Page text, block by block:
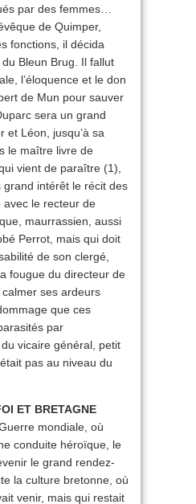
par des femmes…
de Quimper,
fonctions, il décida
du Bleun Brug. Il fallut
l’éloquence et le don
de Mun pour sauver
sera un grand
et Léon, jusqu’à sa
le maître livre de
vient de paraître (1),
grand intérêt le récit des
avec le recteur de
maurrassien, aussi
Perrot, mais qui doit
de son clergé,
fougue du directeur de
ses ardeurs
que ces
par
du vicaire général, petit
pas au niveau du
ET BRETAGNE
mondiale, où
conduite héroïque, le
le grand rendez-
la culture bretonne, où
venir, mais qui restait